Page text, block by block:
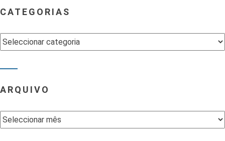
CATEGORIAS
Categorias
ARQUIVO
Arquivo